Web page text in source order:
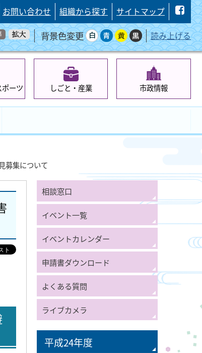
お問い合わせ 組織から探す サイトマップ
背景色変更 読み上げる
ーツ しごと・産業 市政情報
募集について
相談窓口
イベント一覧
イベントカレンダー
申請書ダウンロード
よくある質問
ライブカメラ
平成24年度